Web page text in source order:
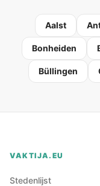
Aalst
Bonheiden
Büllingen
VAKTIJA.EU
Stedenlijst